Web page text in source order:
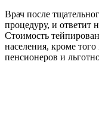
Врач после
процедуру, и ответит
Стоимость
населения, кроме
пенсионеров и